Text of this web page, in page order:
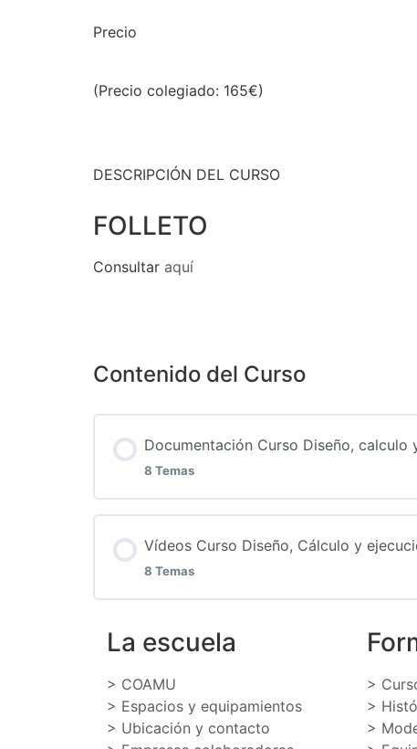
Precio
(Precio colegiado: 165€)
DESCRIPCIÓN DEL CURSO
FOLLETO
Consultar aquí
Contenido del Curso
Documentación Curso Diseño,
8 Temas
2. Clase 31 de enero de 2024
3. Clase 8 de febrero de 2024
Vídeos Curso Diseño, Cálculo y
8 Temas
Lección Contenido
1_Vídeo clase 24 de enero de 2024.
La escuela
> COAMU
> Espacios y equipamientos
> Ubicación y contacto
>
>
>